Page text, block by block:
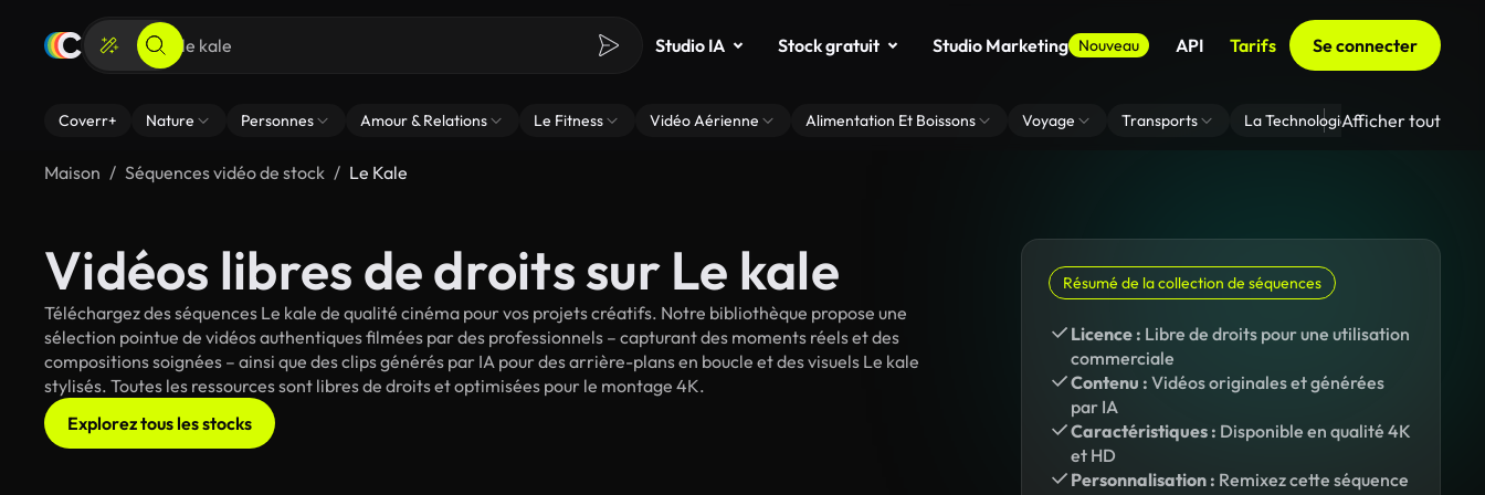
Studio IA Stock gratuit Studio Marketing Nouveau API Tarifs Se connecter
Coverr+ Nature Personnes Amour & Relations Le Fitness Vidéo Aérienne Alimentation Et Boissons Voyage Transports La Technologie Zoom En
Afficher tout
Maison Séquences vidéo de stock Le Kale
Vidéos libres de droits sur Le kale
Téléchargez des séquences Le kale de qualité cinéma pour vos projets créatifs. Notre bibliothèque propose une
sélection pointue de vidéos authentiques filmées par des professionnels – capturant des moments réels et des
compositions soignées – ainsi que des clips générés par IA pour des arrière-plans en boucle et des visuels Le kale
stylisés. Toutes les ressources sont libres de droits et optimisées pour le montage 4K.
Explorez tous les stocks
Résumé de la collection de séquences
Licence : Libre de droits pour une utilisation
commerciale
Contenu : Vidéos originales et générées
par IA
Caractéristiques : Disponible en qualité 4K
et HD
Personnalisation : Remixez cette séquence